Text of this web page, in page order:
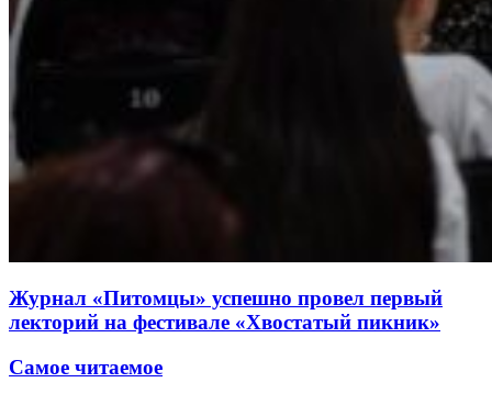
Журнал «Питомцы» успешно провел первый
лекторий на фестивале «Хвостатый пикник»
Самое читаемое